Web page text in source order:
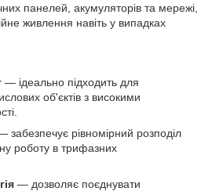
панелей, акумуляторів та мережі,
живлення навіть у випадках
— ідеально підходить для
об'єктів з високими
забезпечує рівномірний розподіл
роботу в трифазних
— дозволяє поєднувати